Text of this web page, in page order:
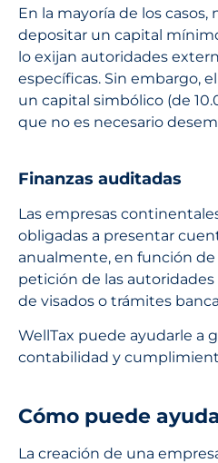
En la mayoría de los casos,
depositar un capital
lo exijan autoridades
específicas. Sin embargo,
un capital simbólico (de
que no es necesario
Finanzas auditadas
Las empresas
obligadas a presentar
anualmente, en función de
petición de las
de visados o trámites
WellTax puede ayudarle a
contabilidad y
Cómo puede
La creación de una